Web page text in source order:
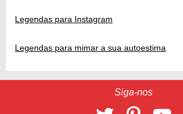
Legendas para Instagram
Legendas para mimar a sua autoestima
Siga-nos